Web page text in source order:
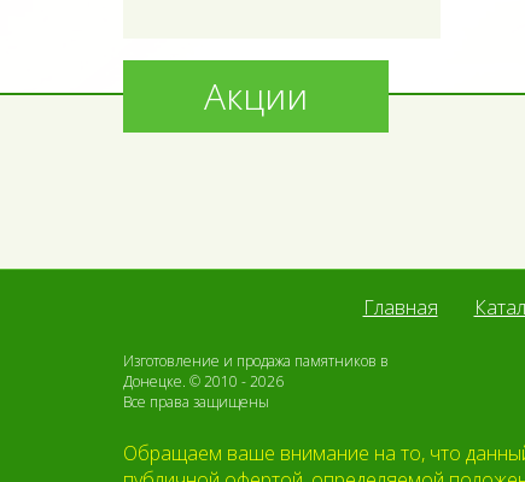
Акции
Главная
Изготовление и продажа памятников в
Донецке. © 2010 - 2026
Все права защищены
Обращаем ваше внимание на то, что